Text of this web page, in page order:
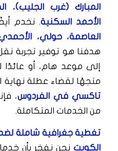
المبارك (غرب الجليب)،
الأحمد السكنية. نخدم
العاصمة، حولي،
هدفنا هو توفير تجربة
إلى موعد هام، أو عائدًا
متجهًا لقضاء عطلة نهاية
تاكسي في الفردوس،
من الخدمات المتكاملة.
تغطية جغرافية شاملة
الكويتنحن نفخر بأن